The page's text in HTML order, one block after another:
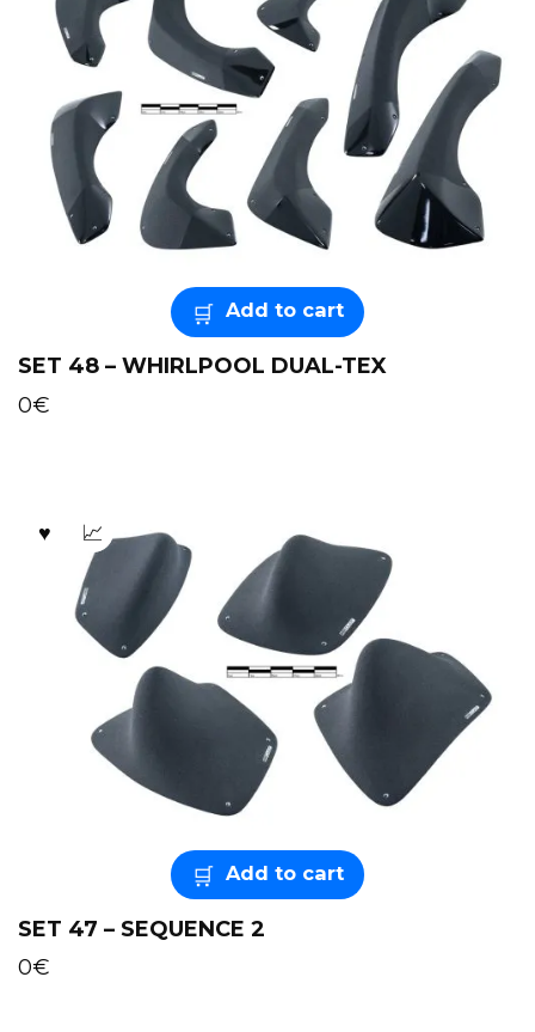
Add to cart
SET 48 – WHIRLPOOL DUAL-TEX
0€
Add to cart
SET 47 – SEQUENCE 2
0€